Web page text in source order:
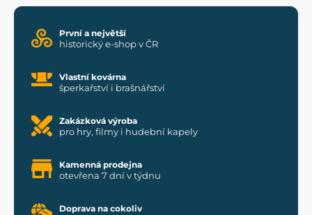
První a největší
historický e-shop v ČR
Vlastní kovárna
šperkařství i brašnářství
Zakázková výroba
pro hry, filmy i hudební kapely
Kamenná prodejna
otevřena 7 dní v týdnu
Doprava na cokoliv